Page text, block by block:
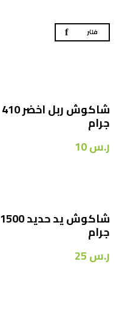
فلتر
شاكوش ربل اخضر 410
جرام
ر.س10
شاكوش يد حديد 1500
جرام
ر.س25